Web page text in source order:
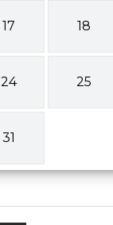
17 18
24 25
31